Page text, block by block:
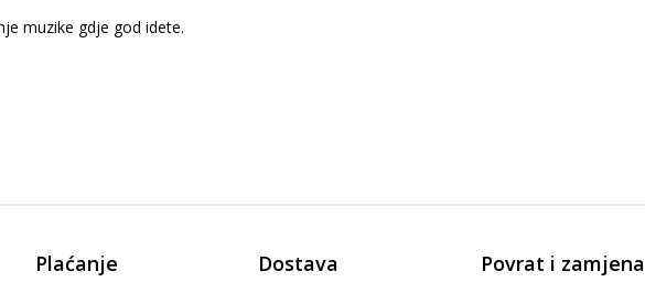
muzike gdje god idete.
Plaćanje Dostava Povrat i zamjena